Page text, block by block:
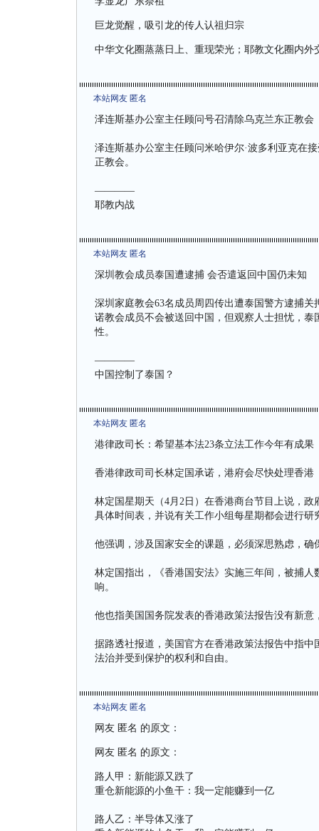
巨龙觉醒，吸引龙的传人认祖归宗
中华文化圈蒸蒸日上、重现荣光；耶教文化圈内外
本站网友 匿名
泽连斯基办公室主任顾问号召清除乌克兰东正教会
泽连斯基办公室主任顾问米哈伊尔·波多利亚克在
正教会。
————
耶教内战
本站网友 匿名
深圳教会成员泰国遭逮捕 会否遣返回中国仍未知
深圳家庭教会63名成员周四传出遭泰国警方逮捕
诺教会成员不会被送回中国，但观察人士担忧，
性。
————
中国控制了泰国？
本站网友 匿名
港律政司长：希望基本法23条立法工作今年有成果
香港律政司司长林定国承诺，港府会尽快处理香
林定国星期天（4月2日）在香港商台节目上说，
具体时间表，并说有关工作小组每星期都会进行
他强调，涉及国家安全的课题，必须深思熟虑，
林定国指出，《香港国安法》实施三年间，被捕
响。
他也指美国国务院发表的香港政策法报告没有新
据路透社报道，美国官方在香港政策法报告中指
法治并受到保护的权利和自由。
本站网友 匿名
网友 匿名 的原文：
网友 匿名 的原文：
路人甲：新能源又跌了
重仓新能源的小鱼干：我一定能赚到一亿
路人乙：半导体又涨了